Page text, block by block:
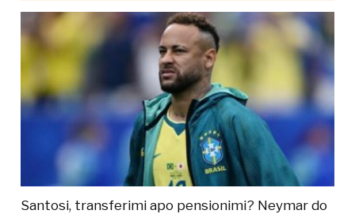
Santosi, transferimi apo pensionimi? Neymar do